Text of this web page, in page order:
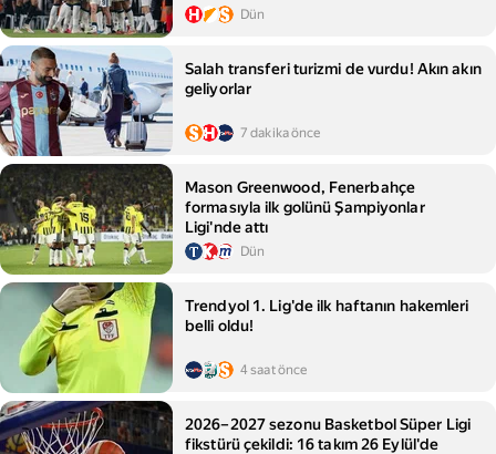
Dün
Salah transferi turizmi de vurdu! Akın akın
geliyorlar
7 dakika önce
Mason Greenwood, Fenerbahçe
formasıyla ilk golünü Şampiyonlar
Ligi'nde attı
Dün
Trendyol 1. Lig'de ilk haftanın hakemleri
belli oldu!
4 saat önce
2026–2027 sezonu Basketbol Süper Ligi
fikstürü çekildi: 16 takım 26 Eylül'de